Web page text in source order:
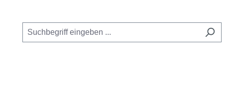
Online Shop
Dropdown der Kategorie GUE Kurse
Schließe das Dropdown der Kategorie Service